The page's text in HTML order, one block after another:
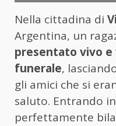
Nella cittadina di
Argentina, un
presentato vivo
funerale,
gli amici che si
saluto. Entrando
perfettamente